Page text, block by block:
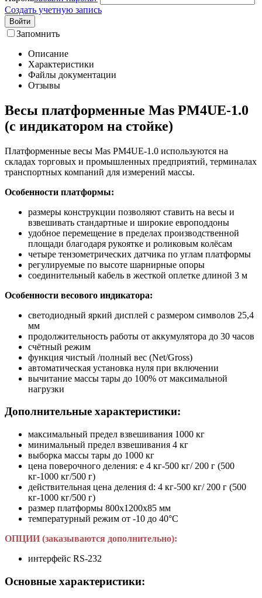
Создать учетную запись
Войти
Запомнить
Описание
Характеристики
Файлы документации
Отзывы
Весы платформенные Mas PM4UЕ-1.0
(с индикатором на стойке)
Платформенные весы Mas PM4UЕ-1.0 используются на
складах торговых и промышленных предприятий, терминалах
транспортных компаний для измерений массы.
Особенности платформы:
размеры конструкции позволяют ставить на весы и
взвешивать стандартные и широкие европоддоны
удобное перемещение в пределах производственной
площади благодаря рукоятке и роликовым колёсам
четыре тензометрических датчика по углам платформы
регулируемые по высоте шарнирные опоры
соединительный кабель в жесткой оплетке длиной 3 м
Особенности весового индикатора:
светодиодный яркий дисплей с размером символов 25,4
мм
продолжительность работы от аккумулятора до 30 часов
счётный режим
функция чистый /полный вес (Net/Gross)
автоматическая установка нуля при включении
вычитание массы тары до 100% от максимальной
нагрузки
Дополнительные характеристики:
максимальный предел взвешивания 1000 кг
минимальный предел взвешивания 4 кг
выборка массы тары до 1000 кг
цена поверочного деления: e 4 кг-500 кг/ 200 г (500
кг-1000 кг/500 г)
действительная цена деления d: 4 кг-500 кг/ 200 г (500
кг-1000 кг/500 г)
размер платформы 800х1200х85 мм
температурный режим от -10 до 40°С
ОПЦИИ (заказываются дополнительно):
интерфейс RS-232
Основные характеристики: